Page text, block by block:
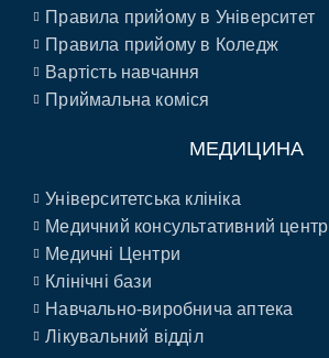
Правила прийому в Університет
Правила прийому в Коледж
Вартість навчання
Приймальна коміся
МЕДИЦИНА
Університетська клініка
Медичний консультативний центр
Медичні Центри
Клінічні бази
Навчально-виробнича аптека
Лікувальний відділ